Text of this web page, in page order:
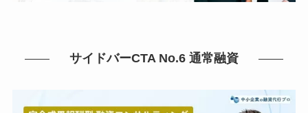
サイドバーCTA No.6 通常融資